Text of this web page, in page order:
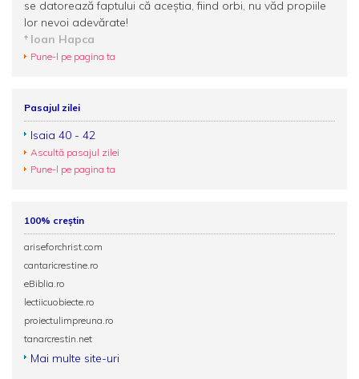
se datorează faptului că aceștia, fiind orbi, nu văd propiile
lor nevoi adevărate!
Ioan Hapca
Pune-l pe pagina ta
Pasajul zilei
Isaia 40 - 42
Ascultă pasajul zilei
Pune-l pe pagina ta
100% creștin
ariseforchrist.com
cantaricrestine.ro
eBiblia.ro
lectiicuobiecte.ro
proiectulimpreuna.ro
tanarcrestin.net
Mai multe site-uri